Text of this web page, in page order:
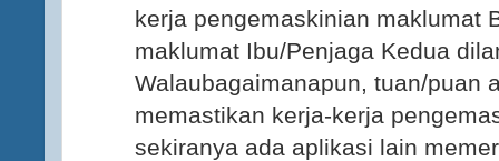
kerja pengemaskinian maklumat
maklumat Ibu/Penjaga Kedua
Walaubagaimanapun, tuan/puan
memastikan kerja-kerja
sekiranya ada aplikasi lain